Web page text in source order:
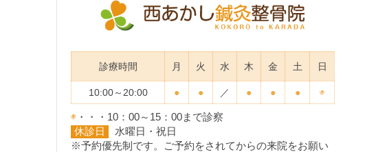
診療時間 月 火 水 木 金 土 日
10:00～20:00 ● ● ／ ● ● ● ◉
◉ ・・・10：00～15：00まで診察
休診日
水曜日・祝日
※予約優先制です。ご予約をされてからの来院をお願い